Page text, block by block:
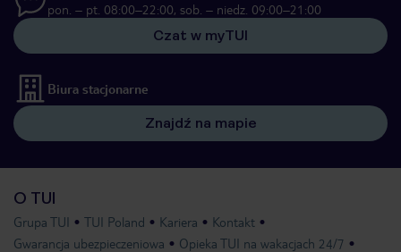
pon. – pt. 08:00–22:00, sob. – niedz. 09:00–21:00
Czat w myTUI
Biura stacjonarne
Znajdź na mapie
O TUI
Grupa TUI TUI Poland Kariera
Kontakt
Gwarancja ubezpieczeniowa
Opieka TUI na wakacjach 24/7